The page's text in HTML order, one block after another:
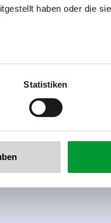
haben oder die
Statistiken